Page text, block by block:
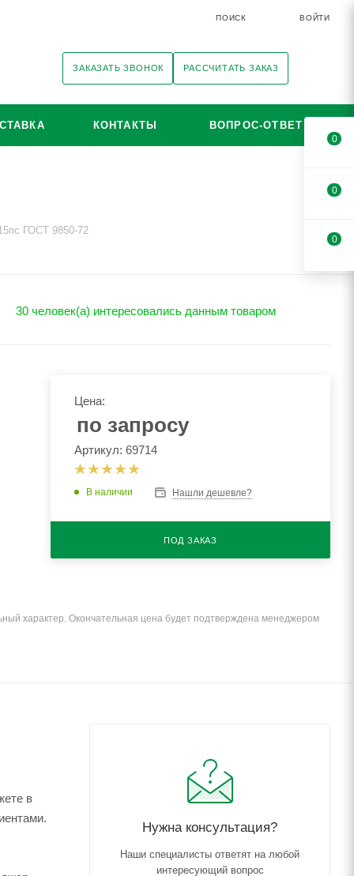
ПОИСК ВОЙТИ
ЗАКАЗАТЬ ЗВОНОК РАССЧИТАТЬ ЗАКАЗ
КОНТАКТЫ ВОПРОС-ОТВЕТ
ГОСТ 9850-72
30 человек(а) интересовались данным товаром
Цена:
по запросу
Артикул: 69714
В наличии Нашли дешевле?
ПОД ЗАКАЗ
характер. Окончательная цена будет подтверждена менеджером
в
Нужна консультация?
Наши специалисты ответят на любой
интересующий вопрос
0
0
0